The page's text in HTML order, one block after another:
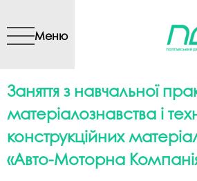
вмісту
Меню
Заняття з навчальної
матеріалознавства і
конструкційних
«Авто-Моторна